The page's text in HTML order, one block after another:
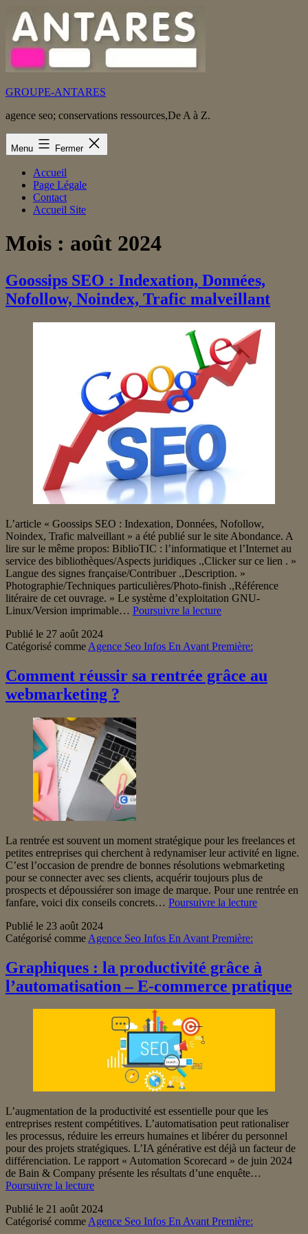
Aller
contenu
GROUPE-ANTARES
agence seo; conservations ressources,De A à Z.
Menu Fermer
Accueil
Page Légale
Contact
Accueil Site
Mois : août 2024
Goossips SEO : Indexation, Données,
Nofollow, Noindex, Trafic malveillant
L’article « Goossips SEO : Indexation, Données, Nofollow,
Noindex, Trafic malveillant » a été publié sur le site Abondance. A
lire sur le même propos: BiblioTIC : l’informatique et l’Internet au
service des bibliothèques/Aspects juridiques .,Clicker sur ce lien . »
Langue des signes française/Contribuer .,Description. »
Photographie/Techniques particulières/Photo-finish .,Référence
litéraire de cet ouvrage. » Le système d’exploitation GNU-
Linux/Version imprimable… Poursuivre la lectureGoossips
Indexation,
Nofollow,
Noindex,
Publié le 27 août 2024
Catégorisé comme Agence Seo Infos En Avant Première:
Comment réussir sa rentrée grâce au
webmarketing ?
La rentrée est souvent un moment stratégique pour les freelances et
petites entreprises qui cherchent à redynamiser leur activité en ligne.
C’est l’occasion de prendre de bonnes résolutions webmarketing
pour se connecter avec ses clients, acquérir toujours plus de
prospects et dépoussiérer son image de marque. Pour une rentrée en
fanfare, voici dix conseils concrets… Poursuivre la lectureComment
au
?
Publié le 23 août 2024
Catégorisé comme Agence Seo Infos En Avant Première:
Graphiques : la productivité grâce à
l’automatisation – E-commerce pratique
L’augmentation de la productivité est essentielle pour que les
entreprises restent compétitives. L’automatisation peut rationaliser
les processus, réduire les erreurs humaines et libérer du personnel
pour des projets stratégiques. L’IA générative est déjà un facteur de
différenciation. Le rapport « Automation Scorecard » de juin 2024
de Bain & Company présente les résultats d’une enquête…
Poursuivre la lectureGraphiques
la
productivité
Publié le 21 août 2024
Catégorisé comme Agence Seo Infos En Avant Première: